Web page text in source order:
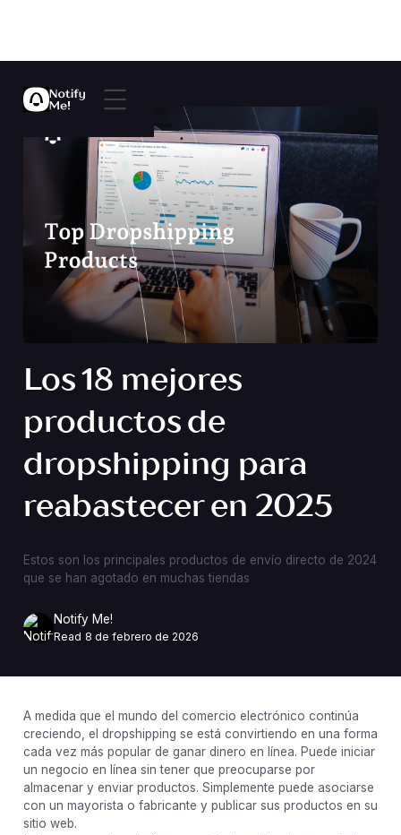
Los 18 mejores
productos de
dropshipping para
reabastecer en 2025
Estos son los principales productos de envío directo de 2024
que se han agotado en muchas tiendas
Notify Me!
Read 8 de febrero de 2026
A medida que el mundo del comercio electrónico continúa
creciendo, el dropshipping se está convirtiendo en una forma
cada vez más popular de ganar dinero en línea. Puede iniciar
un negocio en línea sin tener que preocuparse por
almacenar y enviar productos. Simplemente puede asociarse
con un mayorista o fabricante y publicar sus productos en su
sitio web.